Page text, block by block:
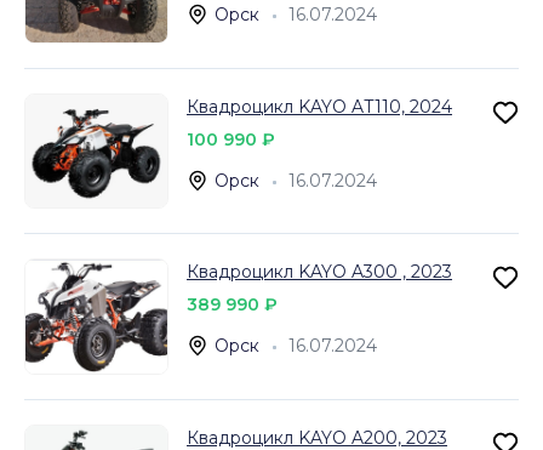
Орск
16.07.2024
Квадроцикл KAYO AT110, 2024
100 990 ₽
Орск
16.07.2024
Квадроцикл KAYO A300 , 2023
389 990 ₽
Орск
16.07.2024
Квадроцикл KAYO A200, 2023